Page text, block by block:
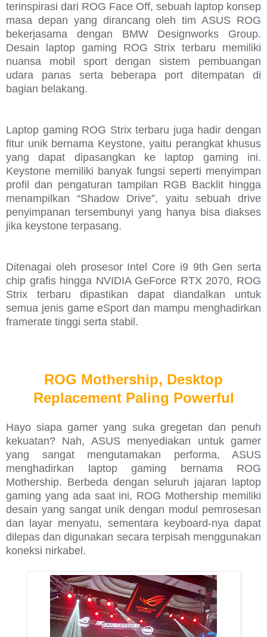
terinspirasi dari ROG Face Off, sebuah laptop konsep
masa depan yang dirancang oleh tim ASUS ROG
bekerjasama dengan BMW Designworks Group.
Desain laptop gaming ROG Strix terbaru memiliki
nuansa mobil sport dengan sistem pembuangan
udara panas serta beberapa port ditempatan di
bagian belakang.
Laptop gaming ROG Strix terbaru juga hadir dengan
fitur unik bernama Keystone, yaitu perangkat khusus
yang dapat dipasangkan ke laptop gaming ini.
Keystone memiliki banyak fungsi seperti menyimpan
profil dan pengaturan tampilan RGB Backlit hingga
menampilkan “Shadow Drive”, yaitu sebuah drive
penyimpanan tersembunyi yang hanya bisa diakses
jika keystone terpasang.
Ditenagai oleh prosesor Intel Core i9 9th Gen serta
chip grafis hingga NVIDIA GeForce RTX 2070, ROG
Strix terbaru dipastikan dapat diandalkan untuk
semua jenis game eSport dan mampu menghadirkan
framerate tinggi serta stabil.
ROG Mothership, Desktop
Replacement Paling Powerful
Hayo siapa gamer yang suka gregetan dan penuh
kekuatan? Nah, ASUS menyediakan untuk gamer
yang sangat mengutamakan performa, ASUS
menghadirkan laptop gaming bernama ROG
Mothership. Berbeda dengan seluruh jajaran laptop
gaming yang ada saat ini, ROG Mothership memiliki
desain yang sangat unik dengan modul pemrosesan
dan layar menyatu, sementara keyboard-nya dapat
dilepas dan digunakan secara terpisah menggunakan
koneksi nirkabel.